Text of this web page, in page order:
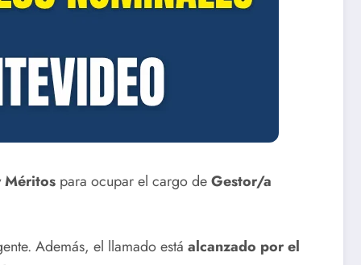
Méritos para ocupar el cargo deGestor/a
Además, el llamado está alcanzado por el